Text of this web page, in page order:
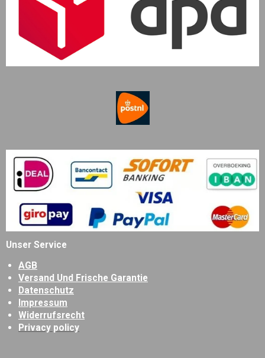
Unser Service
AGB
Versand Und Frische Garantie
Datenschutz
Impressum
Widerrufsrecht
Privacy policy